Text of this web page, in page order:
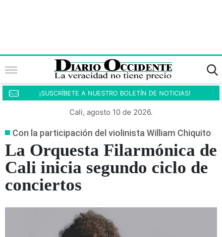
¡SUSCRÍBETE A NUESTRO BOLETÍN DE NOTICIAS!
Cali, agosto 10 de 2026.
Con la participación del violinista William Chiquito
La Orquesta Filarmónica de
Cali inicia segundo ciclo de
conciertos